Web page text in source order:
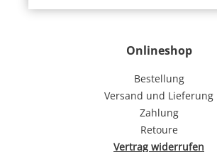
Onlineshop
Bestellung
Versand und Lieferung
Zahlung
Retoure
Vertrag widerrufen